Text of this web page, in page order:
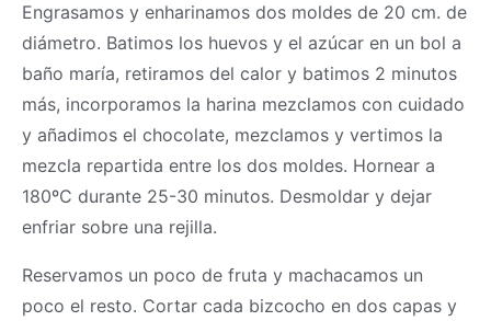
Engrasamos y enharinamos dos moldes de 20 cm. de
diámetro. Batimos los huevos y el azúcar en un bol a
baño maría, retiramos del calor y batimos 2 minutos
más, incorporamos la harina mezclamos con cuidado
y añadimos el chocolate, mezclamos y vertimos la
mezcla repartida entre los dos moldes. Hornear a
180ºC durante 25-30 minutos. Desmoldar y dejar
enfriar sobre una rejilla.
Reservamos un poco de fruta y machacamos un
poco el resto. Cortar cada bizcocho en dos capas y